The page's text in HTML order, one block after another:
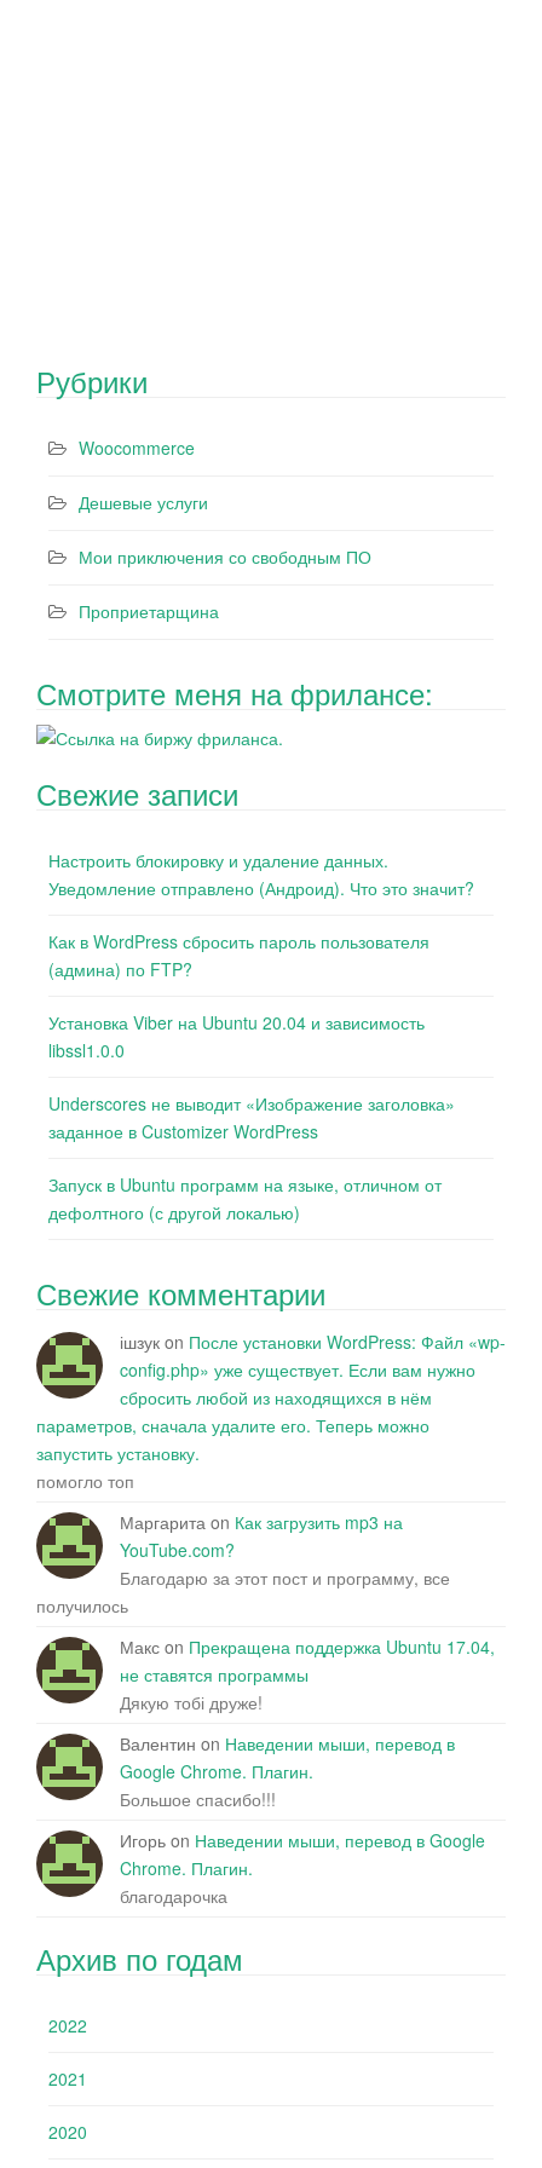
Рубрики
Woocommerce
Дешевые услуги
Мои приключения со свободным ПО
Проприетарщина
Смотрите меня на фрилансе:
Свежие записи
Настроить блокировку и удаление данных.
Уведомление отправлено (Андроид). Что это значит?
Как в WordPress сбросить пароль пользователя
(админа) по FTP?
Установка Viber на Ubuntu 20.04 и зависимость
libssl1.0.0
Underscores не выводит «Изображение заголовка»
заданное в Customizer WordPress
Запуск в Ubuntu программ на языке, отличном от
дефолтного (с другой локалью)
Свежие комментарии
ішзук on После установки WordPress: Файл «wp-
config.php» уже существует. Если вам нужно
сбросить любой из находящихся в нём
параметров, сначала удалите его. Теперь можно
запустить установку.
помогло топ
Маргарита on Как загрузить mp3 на
YouTube.com?
Благодарю за этот пост и программу, все
получилось
Макс on Прекращена поддержка Ubuntu 17.04,
не ставятся программы
Дякую тобі друже!
Валентин on Наведении мыши, перевод в
Google Chrome. Плагин.
Большое спасибо!!!
Игорь on Наведении мыши, перевод в Google
Chrome. Плагин.
благодарочка
Архив по годам
2022
2021
2020